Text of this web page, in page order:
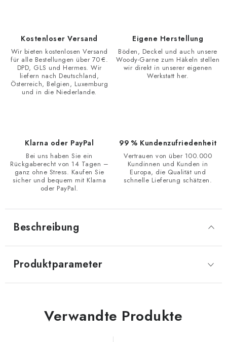
Kostenloser Versand
Wir bieten kostenlosen Versand
für alle Bestellungen über 70 €.
DPD, GLS und Hermes. Wir
liefern nach Deutschland,
Österreich, Belgien, Luxemburg
und in die Niederlande.
Eigene Herstellung
Böden, Deckel und auch unsere
Woody-Garne zum Häkeln stellen
wir direkt in unserer eigenen
Werkstatt her.
Klarna oder PayPal
Bei uns haben Sie ein
Rückgaberecht von 14 Tagen –
ganz ohne Stress. Kaufen Sie
sicher und bequem mit Klarna
oder PayPal.
99 % Kundenzufriedenheit
Vertrauen von über 100.000
Kundinnen und Kunden in
Europa, die Qualität und
schnelle Lieferung schätzen.
Beschreibung
Produktparameter
Verwandte Produkte